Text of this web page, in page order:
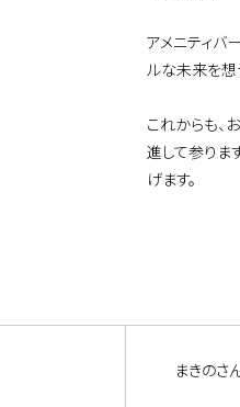
アメニティバ
ルな未来を想
これからも、
進して参りま
げます。
まきのさ